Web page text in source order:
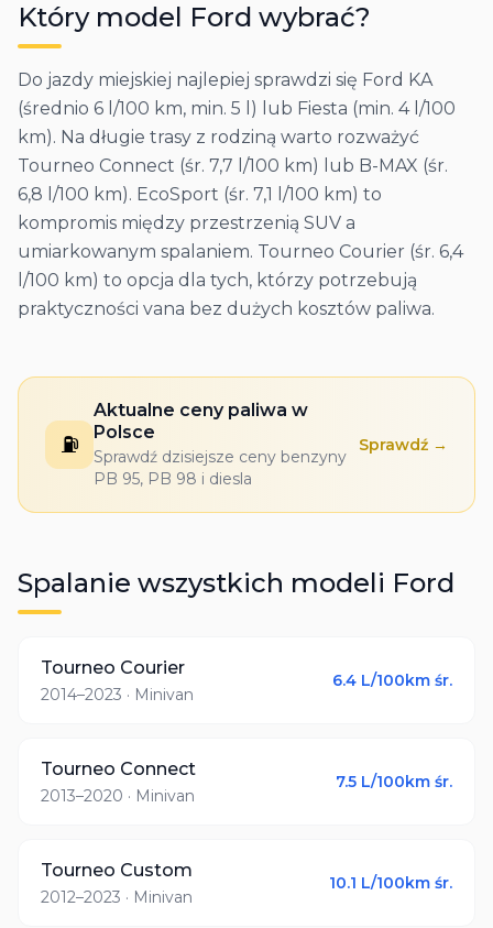
Który model Ford wybrać?
Do jazdy miejskiej najlepiej sprawdzi się Ford KA
(średnio 6 l/100 km, min. 5 l) lub Fiesta (min. 4 l/100
km). Na długie trasy z rodziną warto rozważyć
Tourneo Connect (śr. 7,7 l/100 km) lub B-MAX (śr.
6,8 l/100 km). EcoSport (śr. 7,1 l/100 km) to
kompromis między przestrzenią SUV a
umiarkowanym spalaniem. Tourneo Courier (śr. 6,4
l/100 km) to opcja dla tych, którzy potrzebują
praktyczności vana bez dużych kosztów paliwa.
⛽
Aktualne ceny paliwa w
Polsce
Sprawdź dzisiejsze ceny benzyny
PB 95, PB 98 i diesla
Sprawdź →
Spalanie wszystkich modeli Ford
Tourneo Courier
2014–2023 · Minivan
6.4 L/100km śr.
Tourneo Connect
2013–2020 · Minivan
7.5 L/100km śr.
Tourneo Custom
2012–2023 · Minivan
10.1 L/100km śr.